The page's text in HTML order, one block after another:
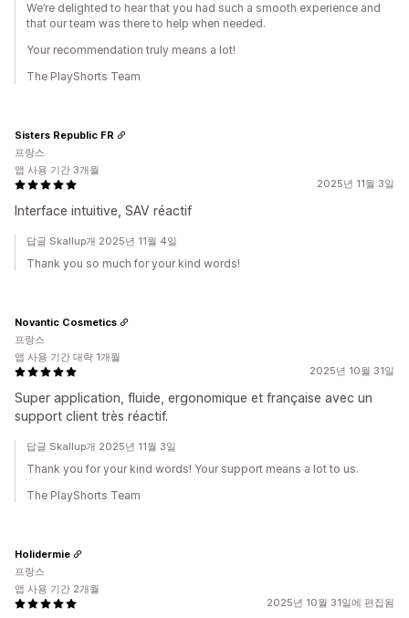
We’re delighted to hear that you had such a smooth experience and
that our team was there to help when needed.
Your recommendation truly means a lot!
The PlayShorts Team
2025년 11월 3일
Interface intuitive, SAV réactif
Sisters Republic FR
프랑스
앱 사용 기간 3개월
답글 Skallup개 2025년 11월 4일
Thank you so much for your kind words!
2025년 10월 31일
Super application, fluide, ergonomique et française avec un
support client très réactif.
Novantic Cosmetics
프랑스
앱 사용 기간 대략 1개월
답글 Skallup개 2025년 11월 3일
Thank you for your kind words! Your support means a lot to us.
The PlayShorts Team
2025년 10월 31일에 편집됨
Holidermie
프랑스
앱 사용 기간 2개월